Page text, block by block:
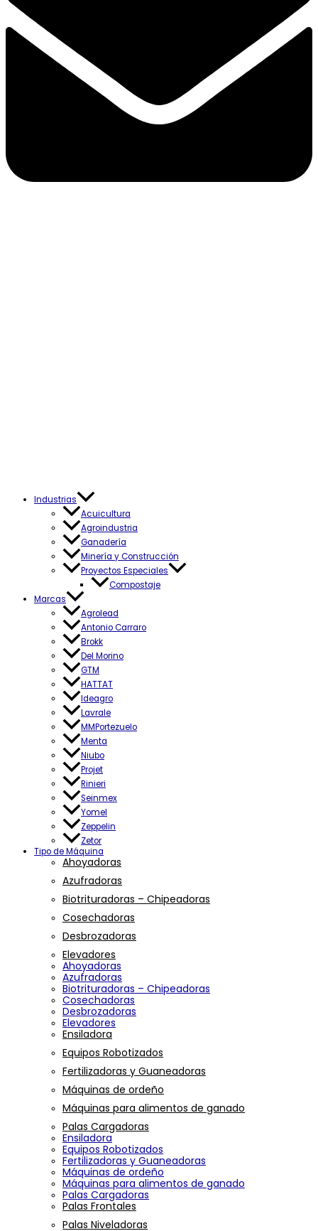
Industrias
Acuicultura
Agroindustria
Ganadería
Minería y Construcción
Proyectos Especiales
Compostaje
Marcas
Agrolead
Antonio Carraro
Brokk
Del Morino
GTM
HATTAT
Ideagro
Lavrale
MMPortezuelo
Menta
Niubo
Projet
Rinieri
Seinmex
Yomel
Zeppelin
Zetor
Tipo de Máquina
Ahoyadoras
Azufradoras
Biotrituradoras – Chipeadoras
Cosechadoras
Desbrozadoras
Elevadores
Ahoyadoras
Azufradoras
Biotrituradoras – Chipeadoras
Cosechadoras
Desbrozadoras
Elevadores
Ensiladora
Equipos Robotizados
Fertilizadoras y Guaneadoras
Máquinas de ordeño
Máquinas para alimentos de ganado
Palas Cargadoras
Ensiladora
Equipos Robotizados
Fertilizadoras y Guaneadoras
Máquinas de ordeño
Máquinas para alimentos de ganado
Palas Cargadoras
Palas Frontales
Palas Niveladoras